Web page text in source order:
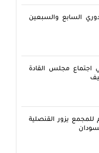
السابع والسبعين
اجتماع مجلس القادة
للمجمع يزور القنصلية